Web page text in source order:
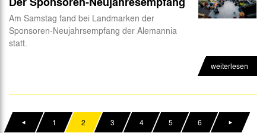
Am Samstag fand bei Landmarken der
Sponsoren-Neujahrsempfang der Alemannia
statt.
weiterlesen
1 2 3 4 5 6